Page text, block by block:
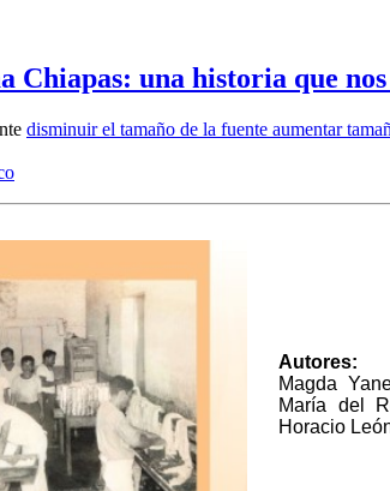
Chiapas: una historia que
disminuir el tamaño de la fuente aumentar
Autores:
Magda
María del
Horacio